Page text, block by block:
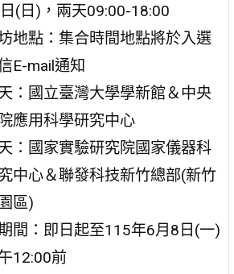
(日)，兩天09:00-18:00
地點：集合時間地點將於入選
E-mail通知
：國立臺灣大學學新館＆中央
應用科學研究中心
：國家實驗研究院國家儀器科
中心＆聯發科技新竹總部(新竹
區)
間：即日起至115年6月8日(一)
12:00前